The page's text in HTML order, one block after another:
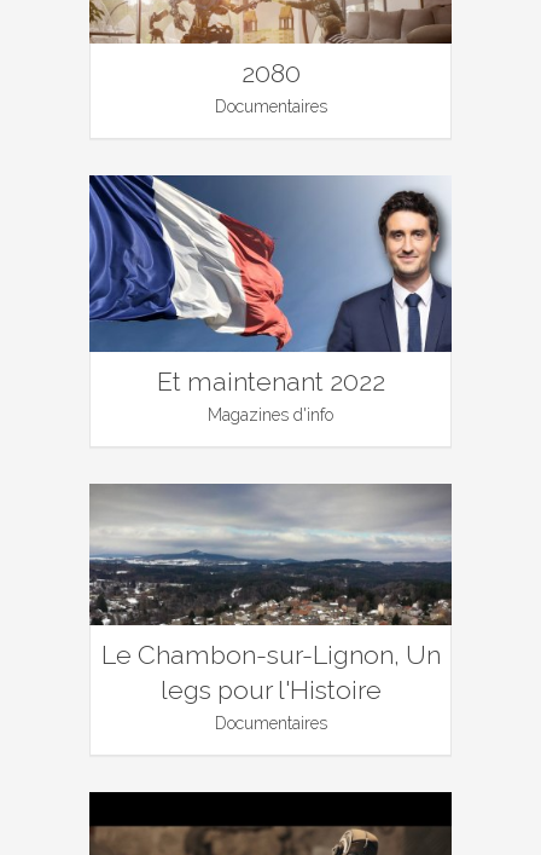
2080
Documentaires
Et maintenant 2022
Magazines d'info
Le Chambon-sur-Lignon, Un
legs pour l'Histoire
Documentaires